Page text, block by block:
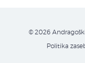
© 2026
Politika